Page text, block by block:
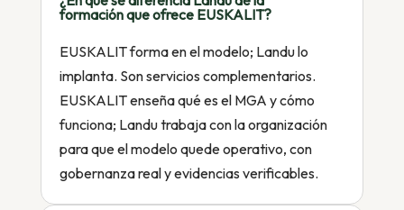
formación que ofrece EUSKALIT?
EUSKALIT forma en el modelo; Landu lo
implanta. Son servicios complementarios.
EUSKALIT enseña qué es el MGA y cómo
funciona; Landu trabaja con la organización
para que el modelo quede operativo, con
gobernanza real y evidencias verificables.